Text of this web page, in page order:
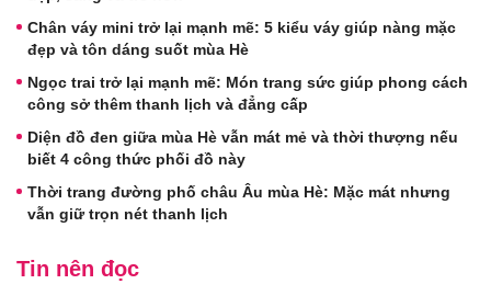
Chân váy mini trở lại mạnh mẽ: 5 kiểu váy giúp nàng mặc
đẹp và tôn dáng suốt mùa Hè
Ngọc trai trở lại mạnh mẽ: Món trang sức giúp phong cách
công sở thêm thanh lịch và đẳng cấp
Diện đồ đen giữa mùa Hè vẫn mát mẻ và thời thượng nếu
biết 4 công thức phối đồ này
Thời trang đường phố châu Âu mùa Hè: Mặc mát nhưng
vẫn giữ trọn nét thanh lịch
Tin nên đọc